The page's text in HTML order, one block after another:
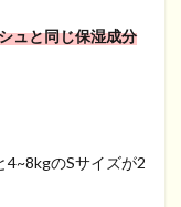
ュと同じ保湿成分
4~8kgのSサイズが2